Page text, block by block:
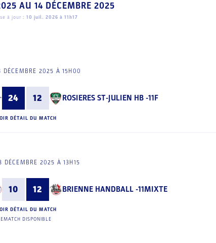
AU 14 DÉCEMBRE 2025
à jour : 10 juil. 2026 à 11h17
DÉCEMBRE 2025 À 15H00
24 12 ROSIERES ST-JULIEN HB -11F
DÉTAIL DU MATCH
DÉCEMBRE 2025 À 13H15
10 12 BRIENNE HANDBALL -11MIXTE
DÉTAIL DU MATCH
DISPONIBLE